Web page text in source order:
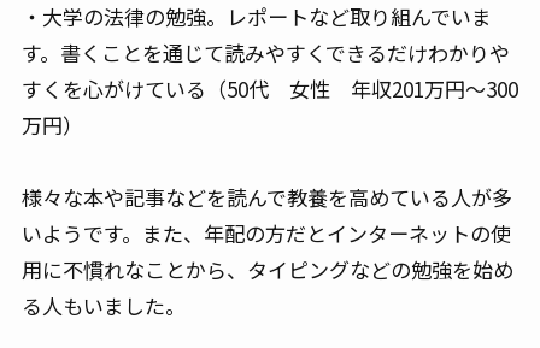
・大学の法律の勉強。レポートなど取り組んでいま
す。書くことを通じて読みやすくできるだけわかりや
すくを心がけている（50代 女性 年収201万円～300
万円）
様々な本や記事などを読んで教養を高めている人が多
いようです。また、年配の方だとインターネットの使
用に不慣れなことから、タイピングなどの勉強を始め
る人もいました。